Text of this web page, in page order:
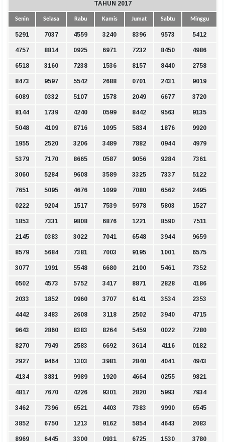
TAHUN 2017
Senin Selasa Rabu Kamis Jumat Sabtu Minggu
5291 7037 4559 3240 8396 9573 5412
4757 8814 0925 6971 7232 8450 4986
6518 3160 7238 1536 8157 8440 2758
8473 9597 5542 2688 0701 2431 9019
6089 0332 5107 1578 2049 6677 3720
8144 1739 4240 0599 8442 9563 9135
5048 4109 8716 1095 5834 1876 9920
1955 2520 3206 3489 7882 0944 4979
5379 7170 8665 0587 9056 9284 7361
3060 5284 9608 3589 3325 7337 5122
7651 5095 4676 1099 7080 6562 2495
0222 9204 1517 7539 5978 5803 1527
1853 7331 9808 6876 1221 8590 7511
2145 0383 3022 7041 6548 3944 9659
8579 5684 7381 7003 9195 1001 6575
3077 1991 5548 6680 2100 5461 7352
0502 4573 5752 3417 8871 2828 4186
2033 1852 0960 3707 6141 3534 2353
4442 3483 2608 3118 2502 3940 4715
9643 2860 8383 8264 5459 0022 7280
8270 7949 2583 6692 3614 4116 0182
2927 9464 1303 3981 2840 4041 4943
4134 3831 9989 1920 4664 0255 9821
4817 7670 4226 9301 2820 5993 7934
3462 7396 6521 4403 7383 9990 6545
3852 6750 1213 9162 5854 4643 2083
8969 6445 3300 0931 6725 1530 3780